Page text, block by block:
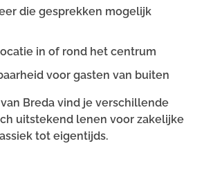
die gesprekken mogelijk
in of rond het centrum
voor gasten van buiten
Breda vind je verschillende
uitstekend lenen voor zakelijke
tot eigentijds.